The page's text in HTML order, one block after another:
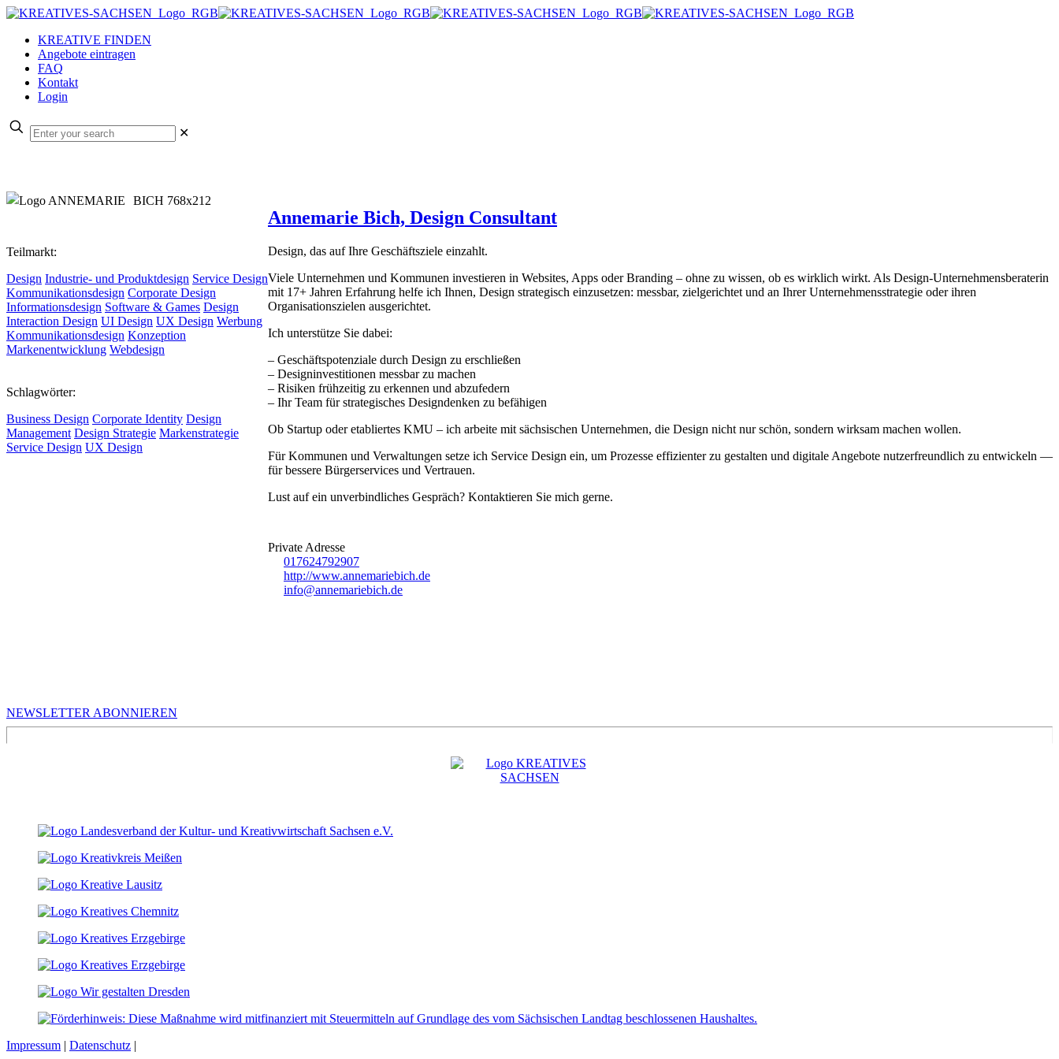
KREATIVE FINDEN
Angebote eintragen
FAQ
Kontakt
Login
✕
Teilmarkt:
Design Industrie- und Produktdesign Service Design
Kommunikationsdesign Corporate Design
Informationsdesign Software & Games Design
Interaction Design UI Design UX Design Werbung
Kommunikationsdesign Konzeption
Markenentwicklung Webdesign
Schlagwörter:
Business Design Corporate Identity Design
Management Design Strategie Markenstrategie
Service Design UX Design
Annemarie Bich, Design Consultant
Design, das auf Ihre Geschäftsziele einzahlt.
Viele Unternehmen und Kommunen investieren in Websites, Apps oder Branding – ohne zu wissen, ob es wirklich wirkt. Als Design-Unternehmensberaterin
mit 17+ Jahren Erfahrung helfe ich Ihnen, Design strategisch einzusetzen: messbar, zielgerichtet und an Ihrer Unternehmensstrategie oder ihren
Organisationszielen ausgerichtet.
Ich unterstütze Sie dabei:
– Geschäftspotenziale durch Design zu erschließen
– Designinvestitionen messbar zu machen
– Risiken frühzeitig zu erkennen und abzufedern
– Ihr Team für strategisches Designdenken zu befähigen
Ob Startup oder etabliertes KMU – ich arbeite mit sächsischen Unternehmen, die Design nicht nur schön, sondern wirksam machen wollen.
Für Kommunen und Verwaltungen setze ich Service Design ein, um Prozesse effizienter zu gestalten und digitale Angebote nutzerfreundlich zu entwickeln —
für bessere Bürgerservices und Vertrauen.
Lust auf ein unverbindliches Gespräch? Kontaktieren Sie mich gerne.
Private Adresse
017624792907
http://www.annemariebich.de
info@annemariebich.de
NEWSLETTER ABONNIEREN
Impressum | Datenschutz |